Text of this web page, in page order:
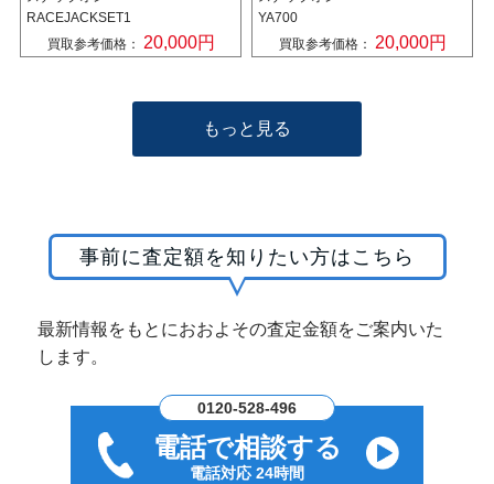
RACEJACKSET1
買取参考価格：
20,000円
YA700
買取参考価格：
20,000円
もっと見る
事前に査定額を知りたい方はこちら
最新情報をもとにおおよその査定金額をご案内いた
します。
0120-528-496
電話で相談する
電話対応 24時間